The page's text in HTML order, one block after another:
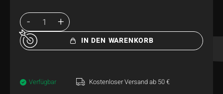
IN DEN WARENKORB
Verfügbar Kostenloser Versand ab 50 €